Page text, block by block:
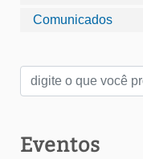
Comunicados
Eventos